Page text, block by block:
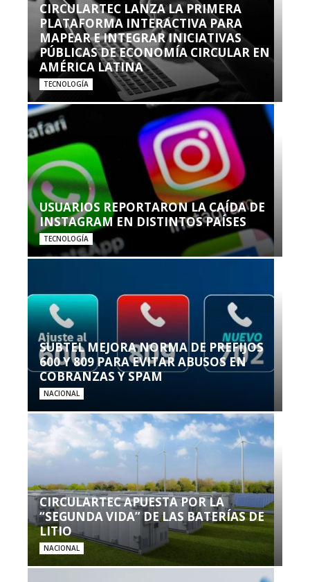
CIRCULARTEC LANZA LA PRIMERA
PLATAFORMA INTERACTIVA PARA
MAPEAR E INTEGRAR INICIATIVAS
PÚBLICAS DE ECONOMÍA CIRCULAR EN
AMÉRICA LATINA
TECNOLOGÍA
USUARIOS REPORTARON LA CAÍDA DE
INSTAGRAM EN DISTINTOS PAÍSES
TECNOLOGÍA
SUBTEL MEJORA NORMA DE PREFIJOS
600 Y 809 PARA EVITAR ABUSOS EN
COBRANZAS Y SPAM
NACIONAL
CIRCULARTEC APUESTA POR LA
“SEGUNDA VIDA” DE LAS BATERÍAS DE
LITIO
NACIONAL